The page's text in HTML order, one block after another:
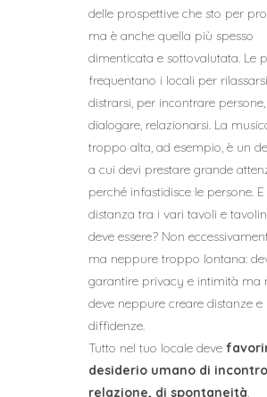
delle prospettive che sto per
ma è anche quella più spesso
dimenticata e sottovalutata. Le
frequentano i locali per
distrarsi, per incontrare persone,
dialogare, relazionarsi. La
troppo alta, ad esempio, è un
a cui devi prestare grande
perché infastidisce le persone. E
distanza tra i vari tavoli e
deve essere? Non
ma neppure troppo lontana:
garantire privacy e intimità ma
deve neppure creare distanze e
diffidenze.
Tutto nel tuo locale deve
desiderio umano di
relazione, di spontaneità.